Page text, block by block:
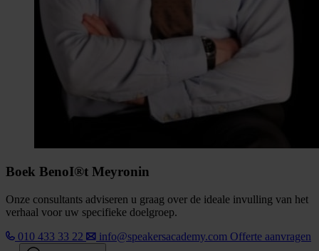
Boek BenoI®t Meyronin
Onze consultants adviseren u graag over de ideale invulling van het
verhaal voor uw specifieke doelgroep.
010 433 33 22
info@speakersacademy.com Offerte aanvragen